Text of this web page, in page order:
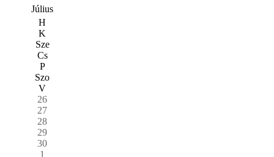
Július
H
K
Sze
Cs
P
Szo
V
26
27
28
29
30
1